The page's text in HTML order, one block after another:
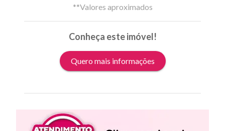
**Valores aproximados
Conheça este imóvel!
Quero mais informações